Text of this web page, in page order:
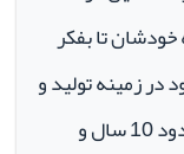
خودشان تا بفکر
در زمینه تولید و
فروش لوازم جانبی و اسپرت خودرو در حدود 10 سال و